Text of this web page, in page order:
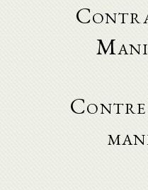
Contre